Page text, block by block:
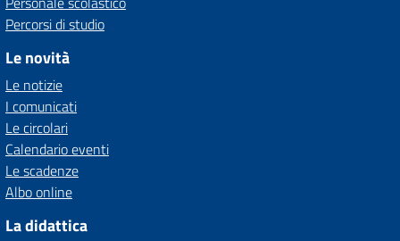
Percorsi di studio
Le novità
Le notizie
I comunicati
Le circolari
Calendario eventi
Le scadenze
Albo online
La didattica